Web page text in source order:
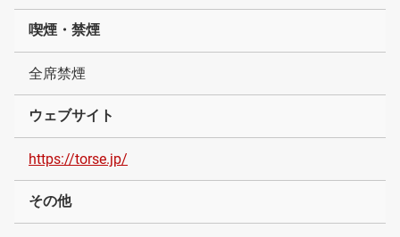
喫煙・禁煙
全席禁煙
ウェブサイト
https://torse.jp/
その他